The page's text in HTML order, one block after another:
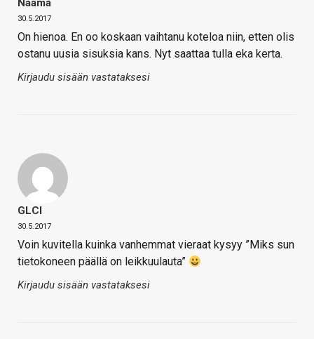
Naama
30.5.2017
On hienoa. En oo koskaan vaihtanu koteloa niin, etten olis
ostanu uusia sisuksia kans. Nyt saattaa tulla eka kerta.
Kirjaudu sisään vastataksesi
GLCI
30.5.2017
Voin kuvitella kuinka vanhemmat vieraat kysyy ”Miks sun
tietokoneen päällä on leikkuulauta”
Kirjaudu sisään vastataksesi